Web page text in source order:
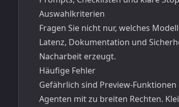
Auswahlkriterien
Fragen Sie nicht nur, welches
Latenz, Dokumentation und
Nacharbeit erzeugt.
Häufige Fehler
Gefährlich sind Preview-
Agenten mit zu breiten Rechten.